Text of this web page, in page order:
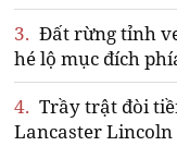
3. Đất rừng tỉnh
hé lộ mục đích
4. Trầy trật đòi
Lancaster Lincoln